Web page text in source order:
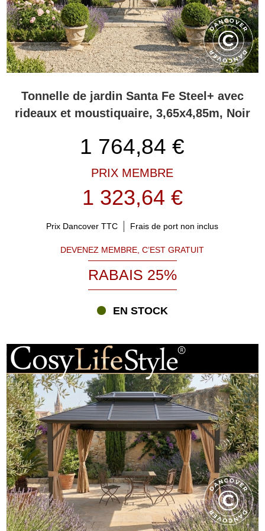
Tonnelle de jardin Santa Fe Steel+ avec
rideaux et moustiquaire, 3,65x4,85m, Noir
1 764,84 €
PRIX MEMBRE
1 323,64 €
Prix Dancover TTC Frais de port non inclus
DEVENEZ MEMBRE, C’EST GRATUIT
RABAIS 25%
EN STOCK